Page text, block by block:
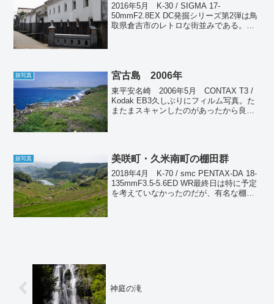
2016年5月 K-30 / SIGMA 17-
50mmF2.8EX DC発掘シリーズ第2弾は鳥
取県倉吉市のレトロな街並みである。こ
旅写真 宮古島 2006年
東平安名崎 2006年5月 CONTAX T3 /
Kodak EB3久しぶりにフィルム写真。た
またまスキャンしたのがあったから良か
旅写真 美咲町・久米南町の棚田群
2018年4月 K-70 / smc PENTAX-DA 18-
135mmF3.5-5.6ED WR最終日は特に予定
を考えていなかったのだが、有名な棚田
神庭の滝